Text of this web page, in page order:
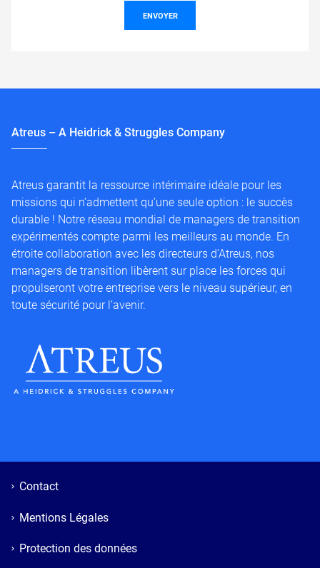
ENVOYER
Atreus – A Heidrick & Struggles Company
Atreus garantit la ressource intérimaire idéale pour les
missions qui n’admettent qu’une seule option : le succès
durable ! Notre réseau mondial de managers de transition
expérimentés compte parmi les meilleurs au monde. En
étroite collaboration avec les directeurs d’Atreus, nos
managers de transition libèrent sur place les forces qui
propulseront votre entreprise vers le niveau supérieur, en
toute sécurité pour l’avenir.
Contact
Mentions Légales
Protection des données